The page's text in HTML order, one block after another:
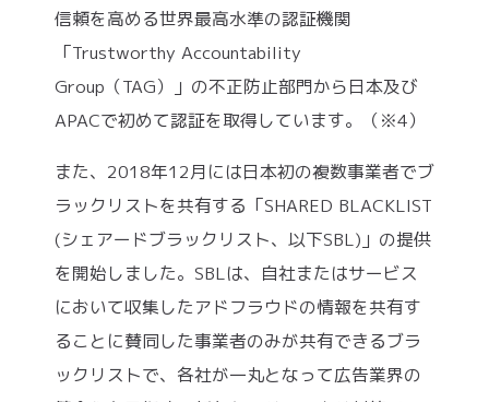
信頼を高める世界最高水準の認証機関
「Trustworthy Accountability
Group（TAG）」の不正防止部門から日本及び
APACで初めて認証を取得しています。（※4）
また、2018年12月には日本初の複数事業者でブ
ラックリストを共有する「SHARED BLACKLIST
(シェアードブラックリスト、以下SBL)」の提供
を開始しました。SBLは、自社またはサービス
において収集したアドフラウドの情報を共有す
ることに賛同した事業者のみが共有できるブラ
ックリストで、各社が一丸となって広告業界の